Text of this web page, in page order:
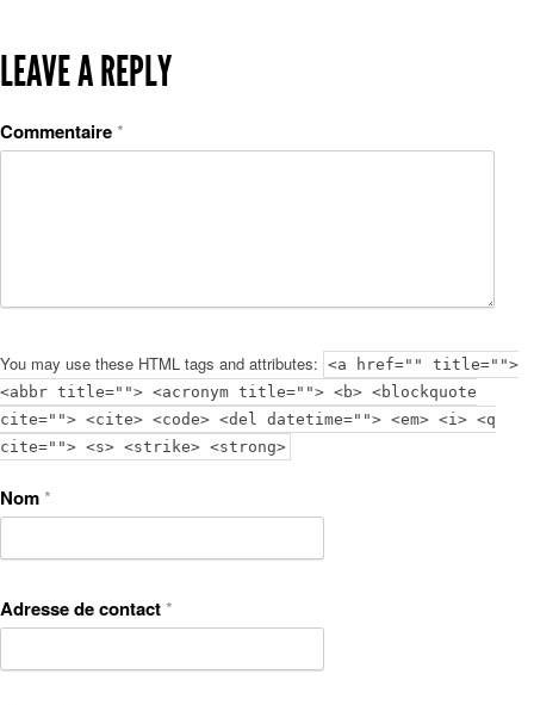
LEAVE A REPLY
Commentaire*
You may use these HTML tags and attributes: <a href="" title="">
<abbr title=""> <acronym title=""> <b> <blockquote
cite=""> <cite> <code> <del datetime=""> <em> <i> <q
cite=""> <s> <strike> <strong>
Nom*
Adresse de contact*